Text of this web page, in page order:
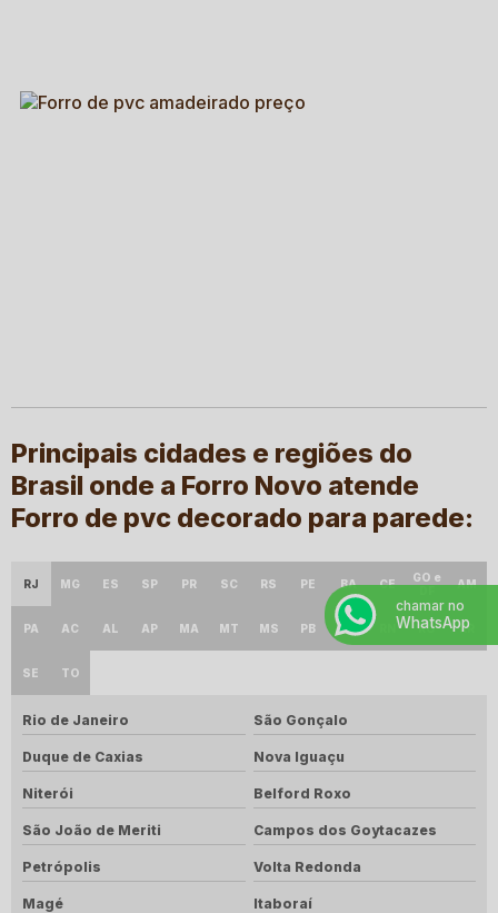
Principais cidades e regiões do
Brasil onde a Forro Novo atende
Forro de pvc decorado para parede:
RJ MG ES SP PR SC RS PE BA CE
GO e
AM
PA AC AL AP MA MT MS PB PI RO RR
SE TO
Rio de Janeiro São Gonçalo
Duque de Caxias Nova Iguaçu
Niterói Belford Roxo
São João de Meriti Campos dos Goytacazes
Petrópolis Volta Redonda
Magé Itaboraí
chamar no
WhatsApp